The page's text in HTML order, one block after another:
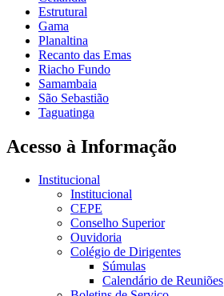
Estrutural
Gama
Planaltina
Recanto das Emas
Riacho Fundo
Samambaia
São Sebastião
Taguatinga
Acesso à Informação
Institucional
Institucional
CEPE
Conselho Superior
Ouvidoria
Colégio de Dirigentes
Súmulas
Calendário de Reuniões